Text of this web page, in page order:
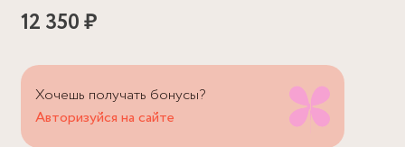
12 350 ₽
Хочешь получать бонусы?
Авторизуйся на сайте